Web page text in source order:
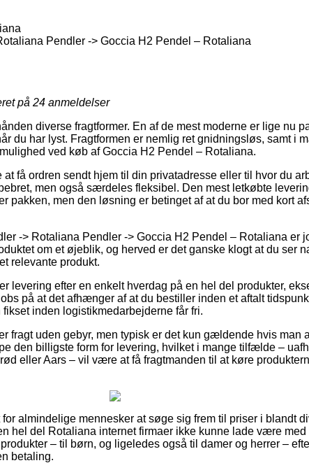
Pendler -> Goccia H2 Pendel – Rotaliana
på 24 anmeldelser
diverse fragtformer. En af de mest moderne er lige nu
du har lyst. Fragtformen er nemlig ret gnidningsløs, samt i
ved køb af Goccia H2 Pendel – Rotaliana.
få ordren sendt hjem til din privatadresse eller til hvor du
men også særdeles fleksibel. Den mest letkøbte
pakken, men den løsning er betinget af at du bor med kort
-> Rotaliana Pendler -> Goccia H2 Pendel – Rotaliana er
om et øjeblik, og herved er det ganske klogt at du ser
relevante produkt.
levering efter en enkelt hverdag på en hel del produkter,
på at det afhænger af at du bestiller inden et aftalt
inden logistikmedarbejderne får fri.
fragt uden gebyr, men typisk er det kun gældende hvis man
den billigste form for levering, hvilket i mange tilfælde –
eller Aars – vil være at få fragtmanden til at køre
almindelige mennesker at søge sig frem til priser i blandt
hel del Rotaliana internet firmaer ikke kunne lade være med
– til børn, og ligeledes også til damer og herrer –
betaling.